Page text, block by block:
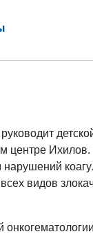
центре
нарушений
видов